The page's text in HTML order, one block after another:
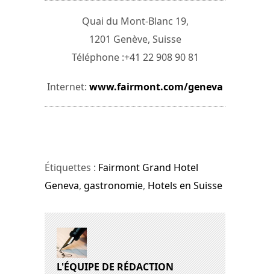
Quai du Mont-Blanc 19,
1201 Genève, Suisse
Téléphone :+41 22 908 90 81
Internet: www.fairmont.com/geneva
Étiquettes : Fairmont Grand Hotel
Geneva, gastronomie, Hotels en Suisse
L'ÉQUIPE DE RÉDACTION